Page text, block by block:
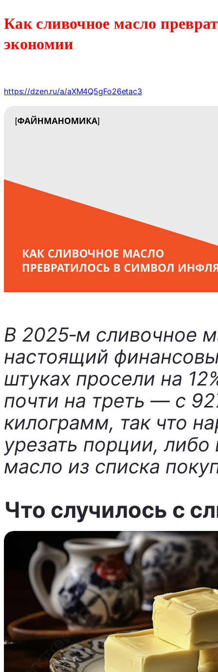
Как сливочное масло
экономии
https://dzen.ru/a/aXM4Q5gFo26etac3
В 2025‑м сливочное
настоящий
штуках просели на
почти на треть — с
килограмм, так что
урезать порции,
масло из списка
Что случилось с